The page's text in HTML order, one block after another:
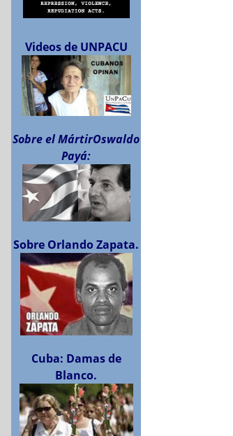
Videos de UNPACU
Sobre el MártirOswaldo
Payá:
Sobre Orlando Zapata.
Cuba: Damas de
Blanco.